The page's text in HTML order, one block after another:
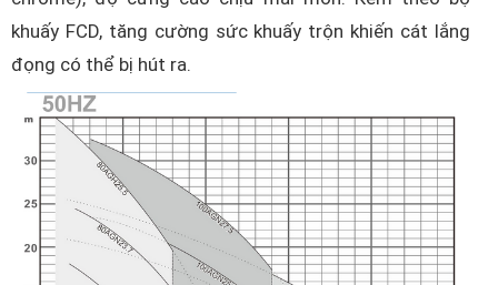
khuấy FCD, tăng cường sức khuấy trộn khiến cát lắng
đọng có thể bị hút ra.